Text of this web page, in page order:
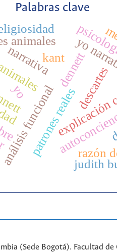
Palabras clave
dennett
funcional
yo
narrativa
patrones reales
animales yo
descartes
razón
judith
kant
(Sede Bogotá). Facultad de